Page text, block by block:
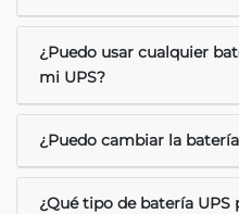
¿Puedo usar cualquier
mi UPS?
¿Puedo cambiar la
¿Qué tipo de batería